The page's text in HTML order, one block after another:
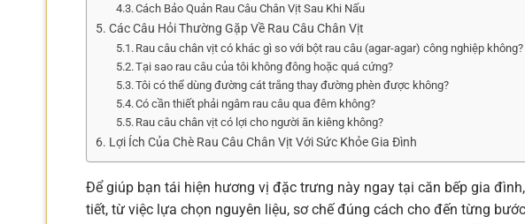
Cách Bảo Quản Rau Câu Chân Vịt Sau Khi Nấu
Các Câu Hỏi Thường Gặp Về Rau Câu Chân Vịt
Rau câu chân vịt có khác gì so với bột rau câu (agar-agar) công nghiệp không?
Tại sao rau câu của tôi không đông hoặc quá cứng?
Tôi có thể dùng đường cát trắng thay đường phèn được không?
Có cần thiết phải ngâm rau câu qua đêm không?
Rau câu chân vịt có lợi cho người ăn kiêng không?
Lợi Ích Của Chè Rau Câu Chân Vịt Với Sức Khỏe Gia Đình
Để giúp bạn tái hiện hương vị đặc trưng này ngay tại căn bếp gia
tiết, từ việc lựa chọn nguyên liệu, sơ chế đúng cách cho đến từng